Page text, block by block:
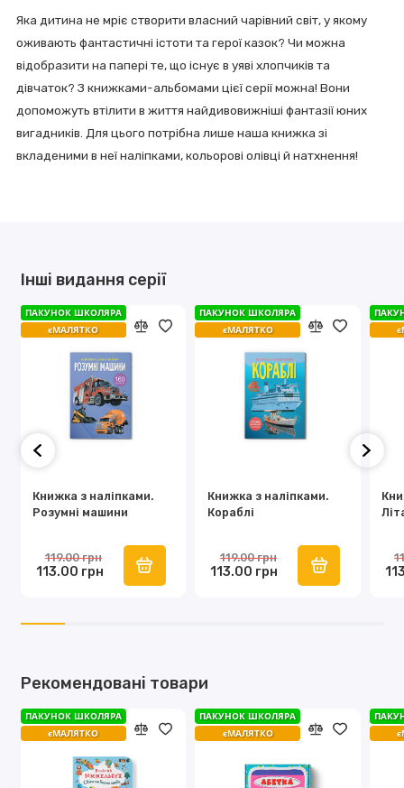
Яка дитина не мріє створити власний чарівний світ, у якому
оживають фантастичні істоти та герої казок? Чи можна
відобразити на папері те, що існує в уяві хлопчиків та
дівчаток? З книжками-альбомами цієї серії можна! Вони
допоможуть втілити в життя найдивовижніші фантазії юних
вигадників. Для цього потрібна лише наша книжка зі
вкладеними в неї наліпками, кольорові олівці й натхнення!
Інші видання серії
Книжка з наліпками.
Розумні машини
ПАКУНОК ШКОЛЯРА
єМАЛЯТКО
ПАКУНОК ШКОЛЯРА
єМАЛЯТКО
113.00 грн
119.00 грн
Книжка з наліпками.
Кораблі
ПАКУНОК ШКОЛЯРА
єМАЛЯТКО
ПАКУНОК ШКОЛЯРА
єМАЛЯТКО
113.00 грн
119.00 грн
Рекомендовані товари
ПАКУНОК ШКОЛЯРА
єМАЛЯТКО
ПАКУНОК ШКОЛЯРА
єМАЛЯТКО